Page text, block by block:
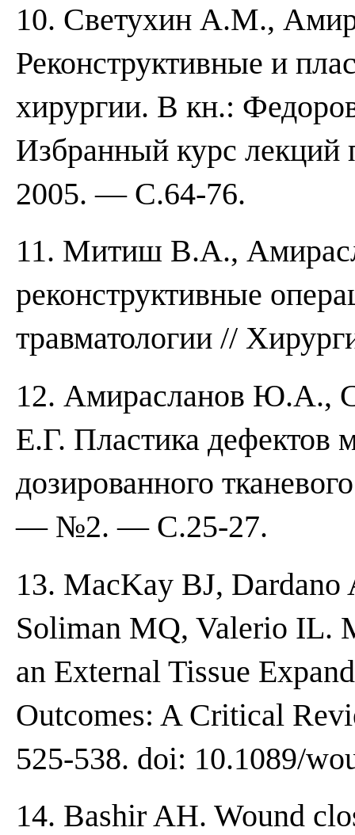
10. Светухин А.М.,
Реконструктивные и
хирургии. В кн.:
Избранный курс
2005. — С.64-76.
11. Митиш В.А.,
реконструктивные
травматологии //
12. Амирасланов Ю.А.,
Е.Г. Пластика дефектов
дозированного
— №2. — С.25-27.
13. MacKay BJ,
Soliman MQ, Valerio IL.
an External Tissue
Outcomes: A Critical
525-538. doi: 10.1089/
14. Bashir AH. Wound